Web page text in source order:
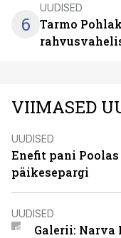
6
UUDISED
Tarmo
VIIMASED
UUDISED
Enefit pani
päikesepargi
UUDISED
Galerii: Narva